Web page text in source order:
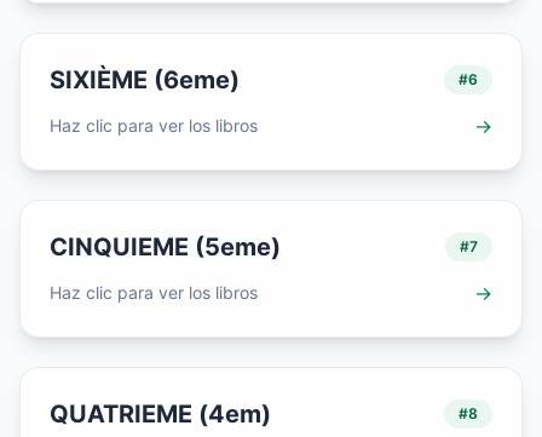
SIXIÈME (6eme) #6
Haz clic para ver los libros →
CINQUIEME (5eme) #7
Haz clic para ver los libros →
QUATRIEME (4em) #8